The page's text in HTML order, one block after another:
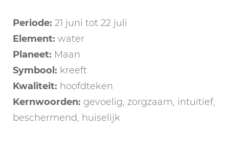
Periode: 21 juni tot 22 juli
Element: water
Planeet: Maan
Symbool: kreeft
Kwaliteit: hoofdteken
Kernwoorden: gevoelig, zorgzaam, intuïtief,
beschermend, huiselijk